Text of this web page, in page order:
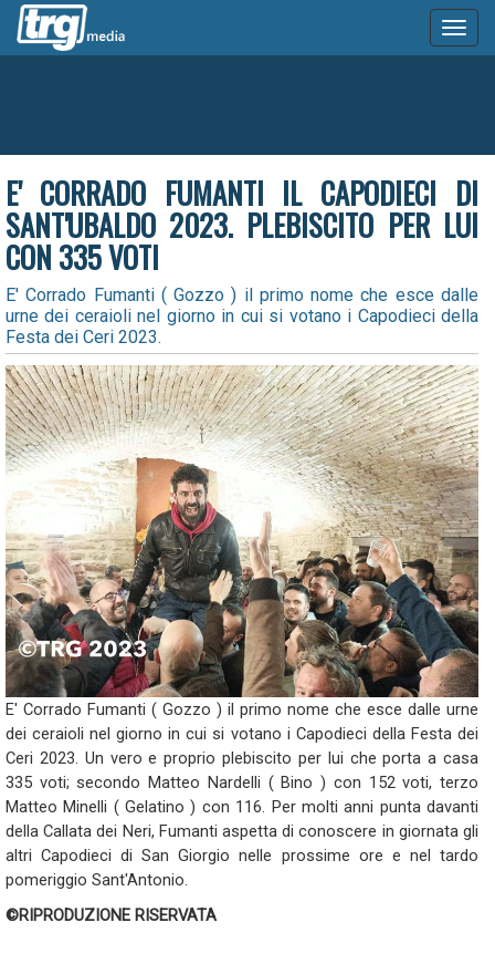
E' CORRADO FUMANTI IL CAPODIECI DI
SANT'UBALDO 2023. PLEBISCITO PER LUI
CON 335 VOTI
E' Corrado Fumanti ( Gozzo ) il primo nome che esce dalle
urne dei ceraioli nel giorno in cui si votano i Capodieci della
Festa dei Ceri 2023.
E' Corrado Fumanti ( Gozzo ) il primo nome che esce dalle urne
dei ceraioli nel giorno in cui si votano i Capodieci della Festa dei
Ceri 2023. Un vero e proprio plebiscito per lui che porta a casa
335 voti; secondo Matteo Nardelli ( Bino ) con 152 voti, terzo
Matteo Minelli ( Gelatino ) con 116. Per molti anni punta davanti
della Callata dei Neri, Fumanti aspetta di conoscere in giornata gli
altri Capodieci di San Giorgio nelle prossime ore e nel tardo
pomeriggio Sant'Antonio.
©RIPRODUZIONE RISERVATA